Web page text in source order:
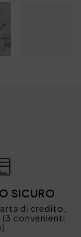
SICURO
di credito,
(3 convenienti